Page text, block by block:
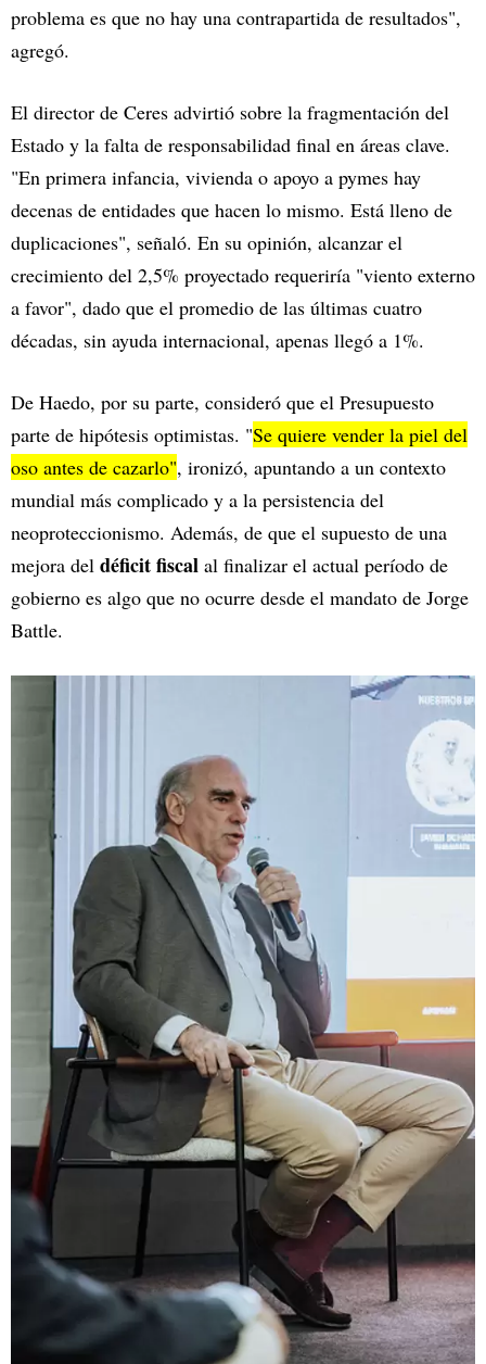
problema es que no hay una contrapartida de resultados",
agregó.
El director de Ceres advirtió sobre la fragmentación del
Estado y la falta de responsabilidad final en áreas clave.
"En primera infancia, vivienda o apoyo a pymes hay
decenas de entidades que hacen lo mismo. Está lleno de
duplicaciones", señaló. En su opinión, alcanzar el
crecimiento del 2,5% proyectado requeriría "viento externo
a favor", dado que el promedio de las últimas cuatro
décadas, sin ayuda internacional, apenas llegó a 1%.
De Haedo, por su parte, consideró que el Presupuesto
parte de hipótesis optimistas. "Se quiere vender la piel del
oso antes de cazarlo", ironizó, apuntando a un contexto
mundial más complicado y a la persistencia del
neoproteccionismo. Además, de que el supuesto de una
mejora del déficit fiscal al finalizar el actual período de
gobierno es algo que no ocurre desde el mandato de Jorge
Battle.